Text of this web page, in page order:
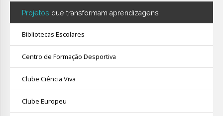
Projetos que transformam aprendizagens
Bibliotecas Escolares
Centro de Formação Desportiva
Clube Ciência Viva
Clube Europeu